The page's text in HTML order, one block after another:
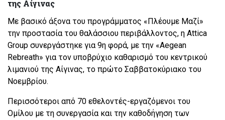
της Αίγινας
Με βασικό άξονα του προγράμματος «Πλέουμε Μαζί»
την προστασία του θαλάσσιου περιβάλλοντος, η Attica
Group συνεργάστηκε για 9η φορά, με την «Aegean
Rebreath» για τον υποβρύχιο καθαρισμό του κεντρικού
λιμανιού της Αίγινας, το πρώτο Σαββατοκύριακο του
Νοεμβρίου.
Περισσότεροι από 70 εθελοντές-εργαζόμενοι του
Ομίλου με τη συνεργασία και την καθοδήγηση των